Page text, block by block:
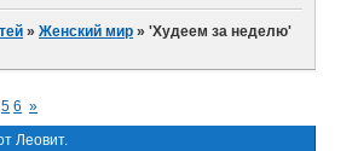
»Женский мир »'Худеем за неделю'
Леовит.
5 6 »